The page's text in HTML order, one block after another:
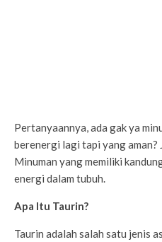
Pertanyaannya, ada gak ya
berenergi lagi tapi yang aman?
Minuman yang memiliki
energi dalam tubuh.
Apa Itu Taurin?
Taurin adalah salah satu jenis